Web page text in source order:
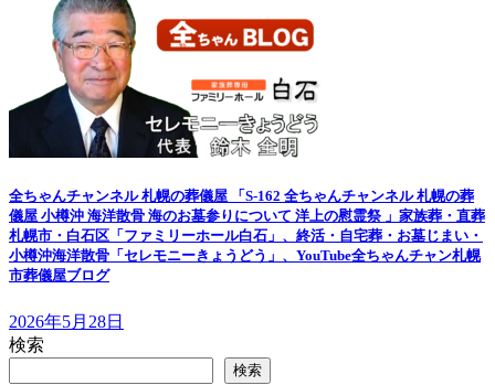
全ちゃんチャンネル 札幌の葬儀屋 「S-162 全ちゃんチャンネル 札幌の葬
儀屋 小樽沖 海洋散骨 海のお墓参りについて 洋上の慰霊祭 」家族葬・直葬
札幌市・白石区「ファミリーホール白石」、終活・自宅葬・お墓じまい・
小樽沖海洋散骨「セレモニーきょうどう」、YouTube全ちゃんチャン札幌
市葬儀屋ブログ
2026年5月28日
検索
検索